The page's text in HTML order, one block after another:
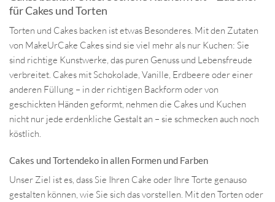
für Cakes und Torten
Torten und Cakes backen ist etwas Besonderes. Mit den Zutaten
von MakeUrCake Cakes sind sie viel mehr als nur Kuchen: Sie
sind richtige Kunstwerke, das puren Genuss und Lebensfreude
verbreitet. Cakes mit Schokolade, Vanille, Erdbeere oder einer
anderen Füllung – in der richtigen Backform oder von
geschickten Händen geformt, nehmen die Cakes und Kuchen
nicht nur jede erdenkliche Gestalt an – sie schmecken auch noch
köstlich.
Cakes und Tortendeko in allen Formen und Farben
Unser Ziel ist es, dass Sie Ihren Cake oder Ihre Torte genauso
gestalten können, wie Sie sich das vorstellen. Mit den Torten oder